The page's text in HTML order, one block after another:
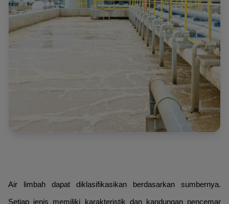
Air limbah dapat diklasifikasikan berdasarkan sumbernya.
Setiap jenis memiliki karakteristik dan kandungan pencemar